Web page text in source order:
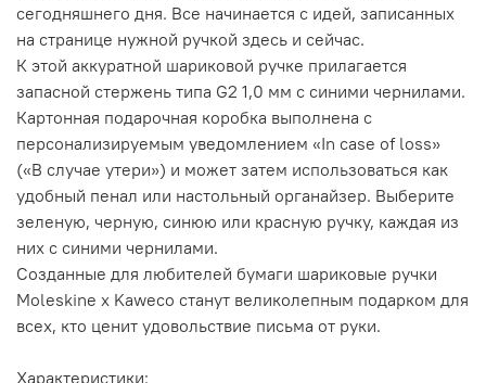
сегодняшнего дня. Все начинается с идей, записанных
на странице нужной ручкой здесь и сейчас.
К этой аккуратной шариковой ручке прилагается
запасной стержень типа G2 1,0 мм с синими чернилами.
Картонная подарочная коробка выполнена с
персонализируемым уведомлением «In case of loss»
(«В случае утери») и может затем использоваться как
удобный пенал или настольный органайзер. Выберите
зеленую, черную, синюю или красную ручку, каждая из
них с синими чернилами.
Созданные для любителей бумаги шариковые ручки
Moleskine x Kaweco станут великолепным подарком для
всех, кто ценит удовольствие письма от руки.
Характеристики: